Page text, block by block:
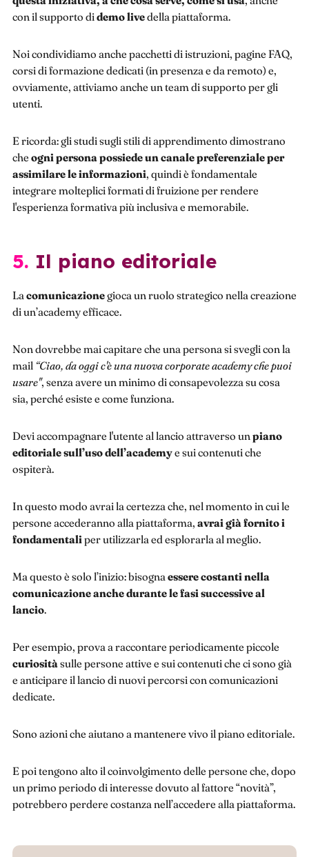
con il supporto didemo livedella piattaforma.
Noi condividiamo anche pacchetti di istruzioni, pagine FAQ,
corsi di formazione dedicati (in presenza e da remoto) e,
ovviamente, attiviamo anche un team di supporto per gli
utenti.
E ricorda: gli studi sugli stili di apprendimento dimostrano
che ogni persona possiede un canale preferenziale per
assimilare le informazioni, quindi è fondamentale
integrare molteplici formati di fruizione per rendere
l'esperienza formativa più inclusiva e memorabile.
5. Il piano editoriale
La comunicazionegioca un ruolo strategico nella creazione
di un’academy efficace.
Non dovrebbe mai capitare che una persona si svegli con la
mail “Ciao, da oggi c'è una nuova corporate academy che puoi
usare", senza avere un minimo di consapevolezza su cosa
sia, perché esiste e come funziona.
Devi accompagnare l'utente al lancio attraverso un piano
editoriale sull’uso dell’academye sui contenuti che
ospiterà.
In questo modo avrai la certezza che, nel momento in cui le
persone accederanno alla piattaforma, avrai già fornito i
fondamentali per utilizzarla ed esplorarla al meglio.
Ma questo è solo l’inizio: bisogna essere costanti nella
comunicazione anche durante le fasi successive al
lancio.
Per esempio, prova a raccontare periodicamente piccole
curiositàsulle persone attive e sui contenuti che ci sono già
e anticipare il lancio di nuovi percorsi con comunicazioni
dedicate.
Sono azioni che aiutano a mantenere vivo il piano editoriale.
E poi tengono alto il coinvolgimento delle persone che, dopo
un primo periodo di interesse dovuto al fattore “novità”,
potrebbero perdere costanza nell’accedere alla piattaforma.